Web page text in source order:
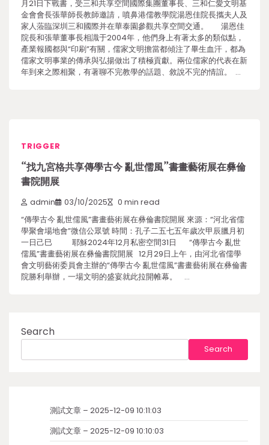
月21日下戰書，受三和共享空間國際集團董事長、三和仁愛文明基
金會會長張華師長教師邀請，噴鼻港儒教學院湯恩佳院長攜夫人及
家人蒞臨深圳三和國際并在華泰園參觀共享空間交通。 湯恩佳
院長和張華董事長相識于2004年，他們身上有著太多的類似點，
產業報國都與“印刷”有關，儒家文明擔當都傾注了畢生血汗，都為
儒家文明事業的傳承與弘揚做出了積極貢獻。兩位儒家的代表在新
年到來之際相聚，有著聊不完教學的話題、敘說不完的情誼。 …
TRIGGER
“找九宮格共享傳學古今 亂世儒風”書畫藝術展在彝倫
書院開展
admin 03/10/2025 0 min read
“傳學古今 亂世儒風”書畫藝術展在彝倫書院開展 來源：“河北省儒
學聚會場地會”微信公眾號 時間：孔子二五七五年歲次甲辰臘月初
一日己巳 耶穌2024年12月私密空間31日 “傳學古今 亂世
儒風”書畫藝術展在彝倫書院開展 12月29日上午，由河北省儒學
會文明藝術委員會主辦的“傳學古今 亂世儒風”書畫藝術展在彝倫書
院勝利舉辦，一場文明的盛宴就此拉開帷幕。 …
Search
Search
測試文章 – 2025-12-09 10:11:03
測試文章 – 2025-12-09 10:10:03